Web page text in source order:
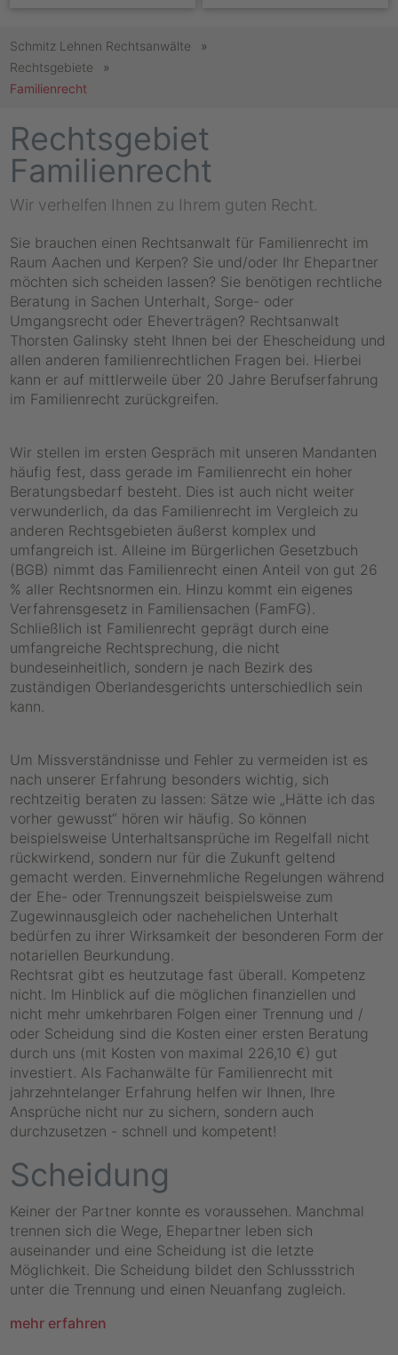
Schmitz Lehnen Rechtsanwälte
Rechtsgebiete
Familienrecht
Rechtsgebiet
Familienrecht
Wir verhelfen Ihnen zu Ihrem guten Recht.
Sie brauchen einen Rechtsanwalt für Familienrecht im
Raum Aachen und Kerpen? Sie und/oder Ihr Ehepartner
möchten sich scheiden lassen? Sie benötigen rechtliche
Beratung in Sachen Unterhalt, Sorge- oder
Umgangsrecht oder Eheverträgen? Rechtsanwalt
Thorsten Galinsky steht Ihnen bei der Ehescheidung und
allen anderen familienrechtlichen Fragen bei. Hierbei
kann er auf mittlerweile über 20 Jahre Berufserfahrung
im Familienrecht zurückgreifen.
Wir stellen im ersten Gespräch mit unseren Mandanten
häufig fest, dass gerade im Familienrecht ein hoher
Beratungsbedarf besteht. Dies ist auch nicht weiter
verwunderlich, da das Familienrecht im Vergleich zu
anderen Rechtsgebieten äußerst komplex und
umfangreich ist. Alleine im Bürgerlichen Gesetzbuch
(BGB) nimmt das Familienrecht einen Anteil von gut 26
% aller Rechtsnormen ein. Hinzu kommt ein eigenes
Verfahrensgesetz in Familiensachen (FamFG).
Schließlich ist Familienrecht geprägt durch eine
umfangreiche Rechtsprechung, die nicht
bundeseinheitlich, sondern je nach Bezirk des
zuständigen Oberlandesgerichts unterschiedlich sein
kann.
Um Missverständnisse und Fehler zu vermeiden ist es
nach unserer Erfahrung besonders wichtig, sich
rechtzeitig beraten zu lassen: Sätze wie „Hätte ich das
vorher gewusst“ hören wir häufig. So können
beispielsweise Unterhaltsansprüche im Regelfall nicht
rückwirkend, sondern nur für die Zukunft geltend
gemacht werden. Einvernehmliche Regelungen während
der Ehe- oder Trennungszeit beispielsweise zum
Zugewinnausgleich oder nachehelichen Unterhalt
bedürfen zu ihrer Wirksamkeit der besonderen Form der
notariellen Beurkundung.
Rechtsrat gibt es heutzutage fast überall. Kompetenz
nicht. Im Hinblick auf die möglichen finanziellen und
nicht mehr umkehrbaren Folgen einer Trennung und /
oder Scheidung sind die Kosten einer ersten Beratung
durch uns (mit Kosten von maximal 226,10 €) gut
investiert. Als Fachanwälte für Familienrecht mit
jahrzehntelanger Erfahrung helfen wir Ihnen, Ihre
Ansprüche nicht nur zu sichern, sondern auch
durchzusetzen - schnell und kompetent!
Scheidung
Keiner der Partner konnte es voraussehen. Manchmal
trennen sich die Wege, Ehepartner leben sich
auseinander und eine Scheidung ist die letzte
Möglichkeit. Die Scheidung bildet den Schlussstrich
unter die Trennung und einen Neuanfang zugleich.
mehr erfahren